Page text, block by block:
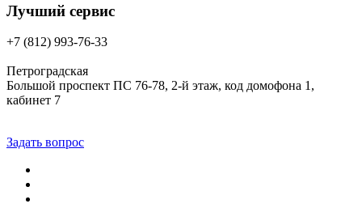
Лучший сервис
+7 (812) 993-76-33
Петроградская
Большой проспект ПС 76-78, 2-й этаж, код домофона 1,
кабинет 7
Задать вопрос